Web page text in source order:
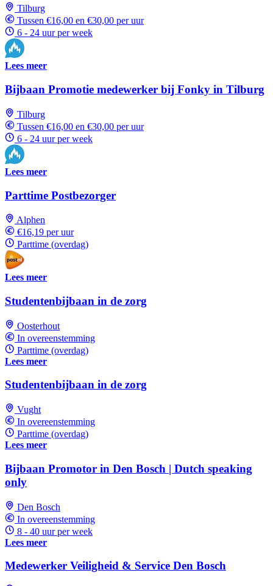
Tilburg
Tussen €16,00 en €30,00 per uur
6 - 24 uur per week
Lees meer
Bijbaan Promotie medewerker bij Fonky in Tilburg
Tilburg
Tussen €16,00 en €30,00 per uur
6 - 24 uur per week
Lees meer
Parttime Postbezorger
Alphen
€16,19 per uur
Parttime (overdag)
Lees meer
Studentenbijbaan in de zorg
Oosterhout
In overeenstemming
Parttime (overdag)
Lees meer
Studentenbijbaan in de zorg
Vught
In overeenstemming
Parttime (overdag)
Lees meer
Bijbaan Promotor in Den Bosch | Dutch speaking
only
Den Bosch
In overeenstemming
8 - 40 uur per week
Lees meer
Medewerker Veiligheid & Service Den Bosch